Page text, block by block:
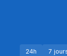
24h 7